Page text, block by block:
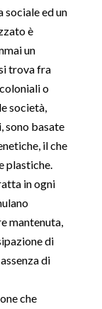
sociale ed un
è
un
trova fra
o
società,
sono basate
il che
plastiche.
in ogni
mantenuta,
di
di
che